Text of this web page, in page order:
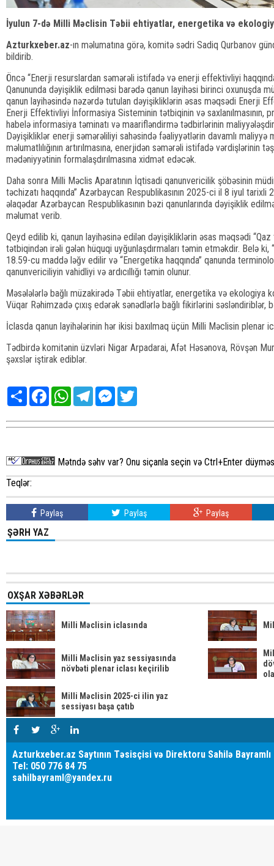
İyulun 7-də Milli Məclisin Təbii ehtiyatlar, energetika və
Azturkxeber.az-ın məlumatına görə, komitə sədri Sadiq Qurbanov
bildirib.
Öncə “Enerji resurslardan səmərəli istifadə və enerji effektivliyi
Qanununda dəyişiklik edilməsi barədə qanun layihəsi birinci oxunuşda
qanun layihəsində nəzərdə tutulan dəyişikliklərin əsas məqsədi Enerji
Enerji Effektivliyi İnformasiya Sisteminin tətbiqinin və saxlanılmasının,
habelə informasiya təminatı və maarifləndirmə tədbirlərinin
Dəyişikliklər enerji səmərəliliyi sahəsində fəaliyyətlərin davamlı maliyyə
məlumatlılığının artırılmasına, enerjidən səmərəli istifadə vərdişlərinin
mədəniyyətinin formalaşdırılmasına xidmət edəcək.
Daha sonra Milli Məclis Aparatının İqtisadi qanunvericilik şöbəsinin
təchizatı haqqında” Azərbaycan Respublikasının 2025-ci il 8 iyul tarixli
əlaqədar Azərbaycan Respublikasının bəzi qanunlarında dəyişiklik
məlumat verib.
Qeyd edilib ki, qanun layihəsinə edilən dəyişikliklərin əsas məqsədi “Qaz
tətbiqindən irəli gələn hüquqi uyğunlaşdırmaları təmin etməkdir. Belə ki,
18.59-cu maddə ləğv edilir və “Energetika haqqında” qanunda
qanunvericiliyin vahidliyi və ardıcıllığı təmin olunur.
Məsələlərlə bağlı müzakirədə Təbii ehtiyatlar, energetika və ekologiya
Vüqar Rəhimzadə çıxış edərək sənədlərlə bağlı fikirlərini
İclasda qanun layihələrinin hər ikisi baxılmaq üçün Milli Məclisin plenar
Tədbirdə komitənin üzvləri Nigar Arpadarai, Afət Həsənova, Rövşən
şəxslər iştirak ediblər.
Share FacebookWhatsAppTelegramMessenger
Mətndə səhv var? Onu siçanla seçin və Ctrl+Enter
Teqlər:
Paylaş Paylaş Paylaş
ŞƏRH YAZ
OXŞAR XƏBƏRLƏR
Milli Məclisin iclasında
Milli Məclisin yaz sessiyasında
növbəti plenar iclası keçirilib
Milli Məclisin 2025-ci ilin yaz
sessiyası başa çatıb
Azturkxeber.az Saytının Təsisçisi və Direktoru Sahilə Bayramlı
Tel: 050 776 84 75
sahilbayraml@yandex.ru